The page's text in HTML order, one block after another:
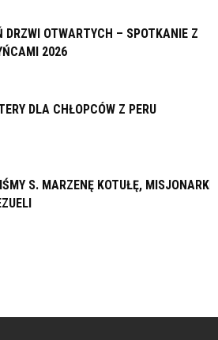
DRZWI OTWARTYCH – SPOTKANIE Z
2026
DLA CHŁOPCÓW Z PERU
S. MARZENĘ KOTUŁĘ, MISJONARKĘ